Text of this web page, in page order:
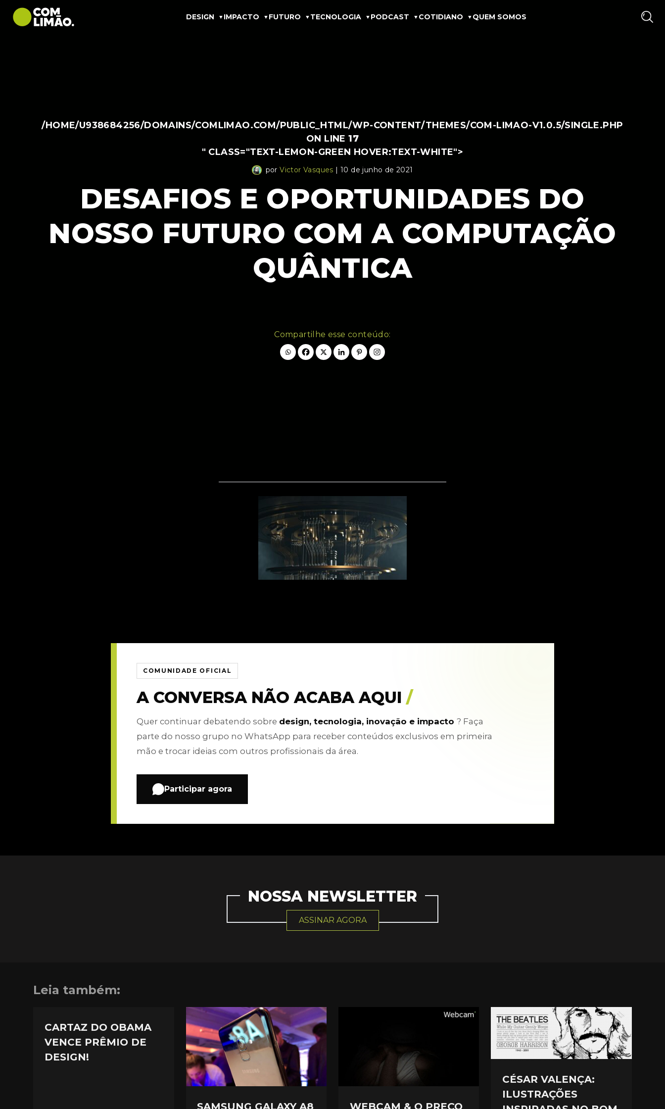
DESIGN IMPACTO FUTURO TECNOLOGIA PODCAST COTIDIANO QUEM SOMOS
/HOME/U938684256/DOMAINS/COMLIMAO.COM/PUBLIC_HTML/WP-CONTENT/THEMES/COM-LIMAO-V1.0.5/SINGLE.PHP
ON LINE17
" CLASS="TEXT-LEMON-GREEN HOVER:TEXT-WHITE">
porVictor Vasques | 10 de junho de 2021
DESAFIOS E OPORTUNIDADES DO
NOSSO FUTURO COM A COMPUTAÇÃO
QUÂNTICA
Compartilhe esse conteúdo:
COMUNIDADE OFICIAL
A CONVERSA NÃO ACABA AQUI /
Quer continuar debatendo sobre design, tecnologia, inovação e impacto ? Faça
parte do nosso grupo no WhatsApp para receber conteúdos exclusivos em primeira
mão e trocar ideias com outros profissionais da área.
Participar agora
NOSSA NEWSLETTER
ASSINAR AGORA
Leia também:
CARTAZ DO OBAMA
VENCE PRÊMIO DE
DESIGN!
CÉSAR VALENÇA:
ILUSTRAÇÕES